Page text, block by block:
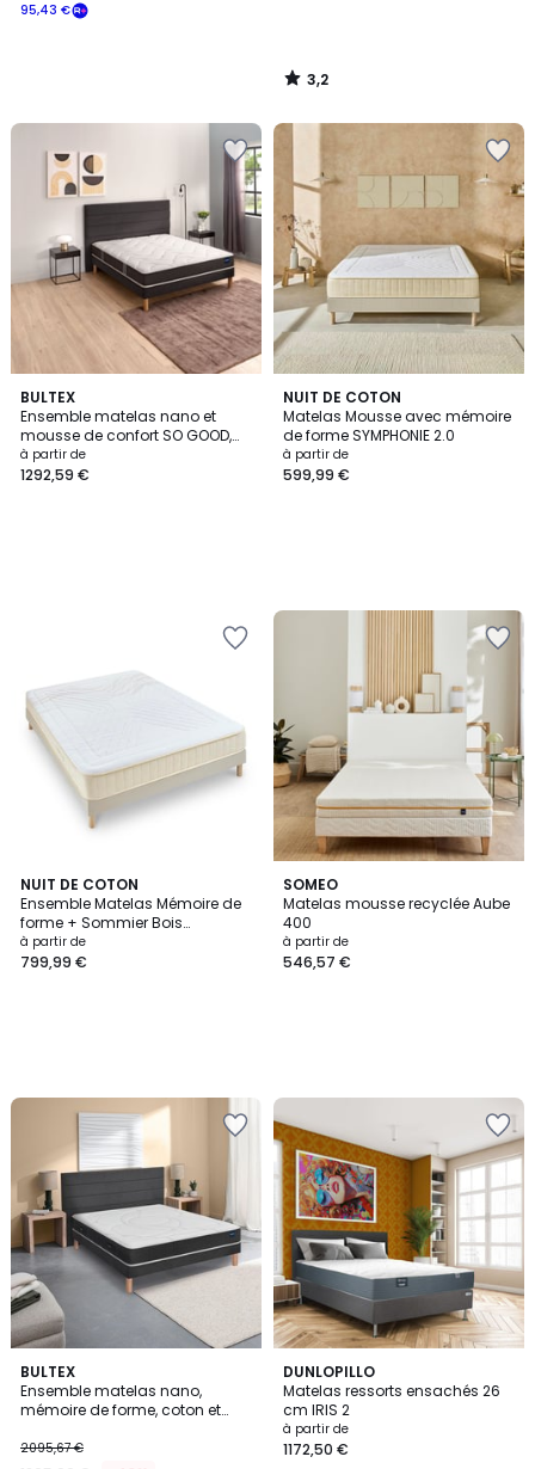
95,43 €
3,2
/
BULTEX
Ensemble matelas nano et
mousse de confort SO GOOD,
sommier Vigoroso gris fumé et
pieds
à partir de
1292,59 €
NUIT DE COTON
Matelas Mousse avec mémoire
de forme SYMPHONIE 2.0
à partir de
599,99 €
NUIT DE COTON
Ensemble Matelas Mémoire de
forme + Sommier Bois
SYMPHONIE 2.0
à partir de
799,99 €
SOMEO
Matelas mousse recyclée Aube
400
à partir de
546,57 €
BULTEX
Ensemble matelas nano,
mémoire de forme, coton et
MEDIANO gris fumé et pieds
2095,67 €
DUNLOPILLO
Matelas ressorts ensachés 26
cm IRIS 2
à partir de
1172,50 €